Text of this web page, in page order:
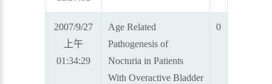
2007/9/27
上午
01:34:29
Age Related
Pathogenesis of
Nocturia in Patients
With Overactive Bladder
0